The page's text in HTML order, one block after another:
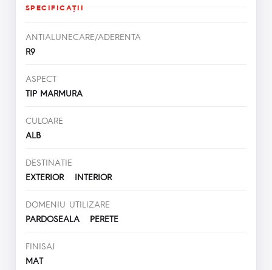
SPECIFICAŢII
ANTIALUNECARE/ADERENTA
R9
ASPECT
TIP MARMURA
CULOARE
ALB
DESTINATIE
EXTERIOR INTERIOR
DOMENIU UTILIZARE
PARDOSEALA PERETE
FINISAJ
MAT